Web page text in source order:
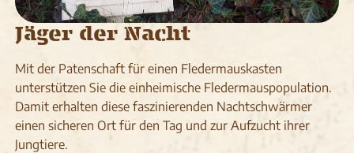
Jäger der Nacht
Mit der Patenschaft für einen Fledermauskasten
unterstützen Sie die einheimische Fledermauspopulation.
Damit erhalten diese faszinierenden Nachtschwärmer
einen sicheren Ort für den Tag und zur Aufzucht ihrer
Jungtiere.